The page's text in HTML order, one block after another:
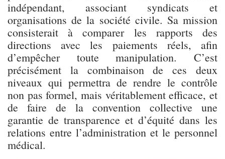
indépendant, associant syndicats et
organisations de la société civile. Sa mission
consisterait à comparer les rapports des
directions avec les paiements réels, afin
d’empêcher toute manipulation. C’est
précisément la combinaison de ces deux
niveaux qui permettra de rendre le contrôle
non pas formel, mais véritablement efficace, et
de faire de la convention collective une
garantie de transparence et d’équité dans les
relations entre l’administration et le personnel
médical.